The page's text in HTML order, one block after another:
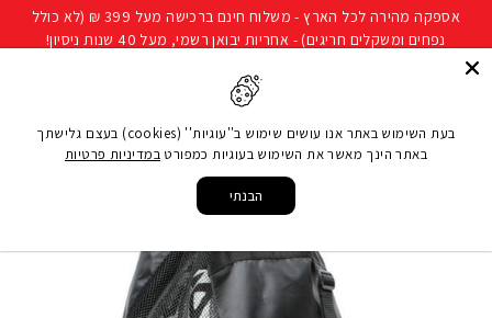
להמשך
אספקה מהירה לכל הארץ - משלוח חינם ברכישה מעל 399 ₪ (לא כולל
נפחים ומשקלים חריגים) - אחריות יבואן רשמי, מעל 40 שנות ניסיון!
עמוד הבית/משחקים ופנאי / מוצרי קיץ/ כדורעף חופים/תיק לנשיאת כדורים
בעת השימוש באתר אנו עושים שימוש ב''עוגיות'' (cookies) בעצם גלישתך
באתר הינך מאשר את השימוש בעוגיות כמפורט במדיניות פרטיות
הבנתי